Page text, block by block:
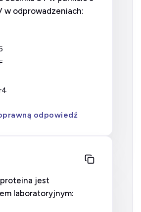
w odprowadzeniach:
odpowiedź
jest
laboratoryjnym: